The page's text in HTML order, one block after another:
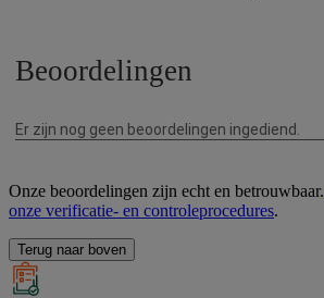
Onze beoordelingen zijn echt en betrouwbaar.
onze verificatie- en controleprocedures.
Terug naar boven